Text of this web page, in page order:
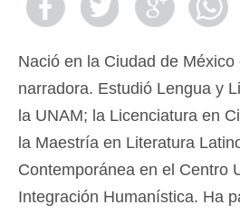
Nació en la Ciudad de
narradora. Estudió Lengua y
la UNAM; la Licenciatura en
la Maestría en Literatura
Contemporánea en el Centro
Integración Humanística. Ha